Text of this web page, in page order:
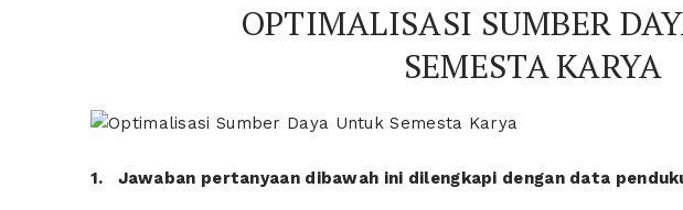
OPTIMALISASI SUMBER
SEMESTA KARYA
1. Jawaban pertanyaan dibawah ini dilengkapi dengan data